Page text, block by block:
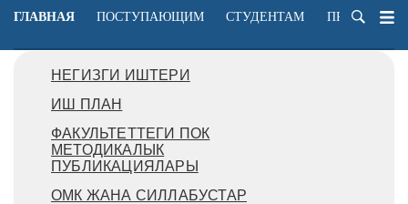
ГЛАВНАЯ ПОСТУПАЮЩИМ СТУДЕНТАМ
НЕГИЗГИ ИШТЕРИ
ИШ ПЛАН
ФАКУЛЬТЕТТЕГИ ПОК
МЕТОДИКАЛЫК
ПУБЛИКАЦИЯЛАРЫ
ОМК ЖАНА СИЛЛАБУСТАР